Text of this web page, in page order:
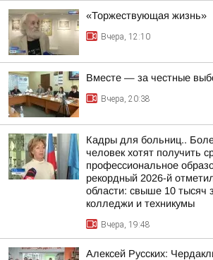
«Торжествующая жизнь»
Вчера, 12:10
Вместе — за честные
Вчера, 20:38
Кадры для больниц..
человек хотят получить
профессиональное
рекордный 2026-й
области: свыше 10 тысяч
колледжи и техникумы
Вчера, 19:48
Алексей Русских: